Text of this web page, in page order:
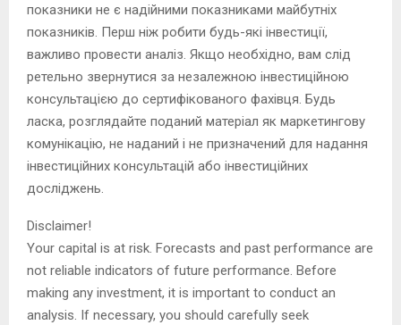
показники не є надійними показниками майбутніх
показників. Перш ніж робити будь-які інвестиції,
важливо провести аналіз. Якщо необхідно, вам слід
ретельно звернутися за незалежною інвестиційною
консультацією до сертифікованого фахівця. Будь
ласка, розглядайте поданий матеріал як маркетингову
комунікацію, не наданий і не призначений для надання
інвестиційних консультацій або інвестиційних
досліджень.
Disclaimer!
Your capital is at risk. Forecasts and past performance are
not reliable indicators of future performance. Before
making any investment, it is important to conduct an
analysis. If necessary, you should carefully seek